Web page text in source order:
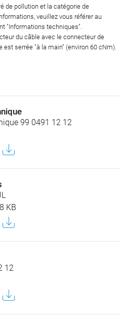
de pollution et la catégorie de
veuillez vous référer au
"Informations techniques".
du câble avec le connecteur de
est serrée "à la main" (environ 60 cNm).
99 0491 12 12
KB
12